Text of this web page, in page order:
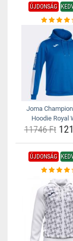
ÚJDONSÁG
Joma
Hoodie Royal
11746 Ft
ÚJDONSÁG